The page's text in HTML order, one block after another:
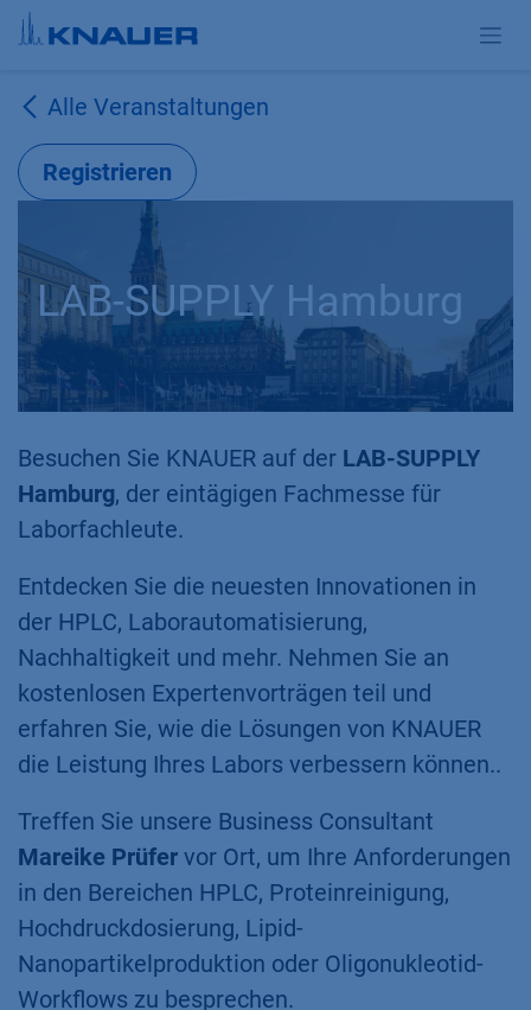
Zum Inhalt springen
Alle Veranstaltungen
Registrieren
LAB-SUPPLY Hamburg
Besuchen Sie KNAUER auf der LAB-SUPPLY
Hamburg, der eintägigen Fachmesse für
Laborfachleute.
Entdecken Sie die neuesten Innovationen in
der HPLC, Laborautomatisierung,
Nachhaltigkeit und mehr. Nehmen Sie an
kostenlosen Expertenvorträgen teil und
erfahren Sie, wie die Lösungen von KNAUER
die Leistung Ihres Labors verbessern können..
Treffen Sie unsere Business Consultant
Mareike Prüfer vor Ort, um Ihre Anforderungen
in den Bereichen HPLC, Proteinreinigung,
Hochdruckdosierung, Lipid-
Nanopartikelproduktion oder Oligonukleotid-
Workflows zu besprechen.